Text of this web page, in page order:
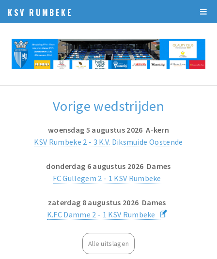
KSV RUMBEKE
Vorige wedstrijden
woensdag 5 augustus 2026 A-kern
KSV Rumbeke 2 - 3 K.V. Diksmuide Oostende
donderdag 6 augustus 2026 Dames
FC Gullegem 2 - 1 KSV Rumbeke
zaterdag 8 augustus 2026 Dames
K.FC Damme 2 - 1 KSV Rumbeke
Alle uitslagen